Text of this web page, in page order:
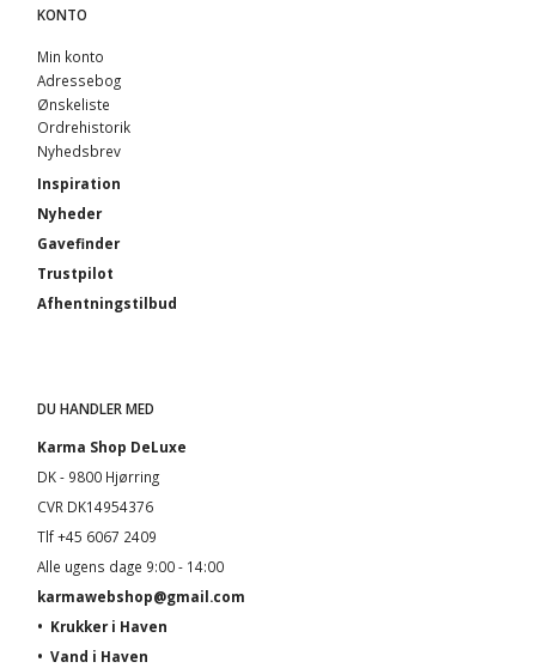
KONTO
Min konto
Adressebog
Ønskeliste
Ordrehistorik
Nyhedsbrev
Inspiration
Nyheder
Gavefinder
Trustpilot
Afhentningstilbud
DU HANDLER MED
Karma Shop DeLuxe
DK - 9800 Hjørring
CVR DK14954376
Tlf +45 6067 2409
Alle ugens dage 9:00 - 14:00
karmawebshop@gmail.com
• Krukker i Haven
• Vand i Haven